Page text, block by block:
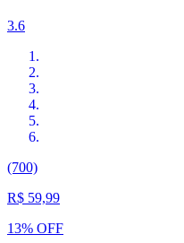
3.6
(700)
R$ 59,99
13% OFF